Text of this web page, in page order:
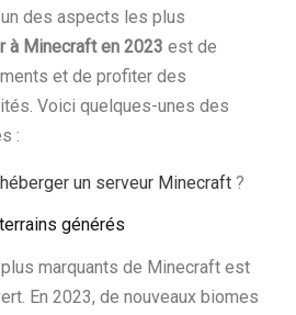
des aspects les plus
à Minecraft en 2023 est de
et de profiter des
Voici quelques-unes des
:
un serveur Minecraft ?
générés
marquants de Minecraft est
En 2023, de nouveaux biomes